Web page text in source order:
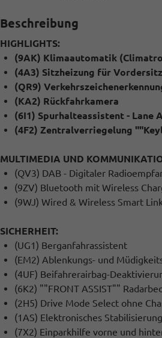
Beschreibung
HIGHLIGHTS:
(9AK) Klimaautomatik
(4A3) Sitzheizung für
(QR9)
(KA2) Rückfahrkamera
(6I1) Spurhalteassistent - Lane
(4F2) Zentralverriegelung
MULTIMEDIA UND
(QV3) DAB - Digitaler
(9ZV) Bluetooth mit Wireless
(9WJ) Wired & Wireless Smart
SICHERHEIT:
(UG1) Berganfahrassistent
(EM2) Ablenkungs- und
(4UF) Beifahrerairbag-
(6K2) ""FRONT ASSIST""
(2H5) Drive Mode Select ohne
(1AS) Elektronisches
(7X2) Einparkhilfe vorne und